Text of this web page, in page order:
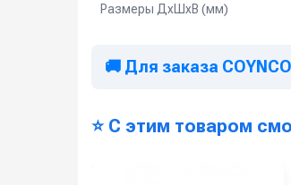
Размеры ДхШхВ (мм)
🚚 Для заказа
⭐ С этим товаром